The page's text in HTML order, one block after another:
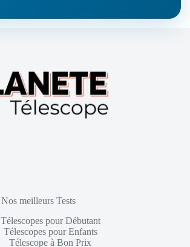
Nos meilleurs Tests
Télescopes pour Débutant
Télescopes pour Enfants
Télescope à Bon Prix